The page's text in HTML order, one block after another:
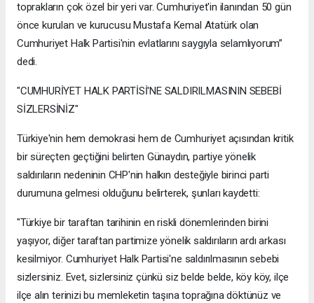
toprakların çok özel bir yeri var. Cumhuriyet'in ilanından 50 gün
önce kurulan ve kurucusu Mustafa Kemal Atatürk olan
Cumhuriyet Halk Partisi'nin evlatlarını saygıyla selamlıyorum”
dedi.
"CUMHURİYET HALK PARTİSİ'NE SALDIRILMASININ SEBEBİ
SİZLERSİNİZ"
Türkiye'nin hem demokrasi hem de Cumhuriyet açısından kritik
bir süreçten geçtiğini belirten Günaydın, partiye yönelik
saldırıların nedeninin CHP'nin halkın desteğiyle birinci parti
durumuna gelmesi olduğunu belirterek, şunları kaydetti:
"Türkiye bir taraftan tarihinin en riskli dönemlerinden birini
yaşıyor, diğer taraftan partimize yönelik saldırıların ardı arkası
kesilmiyor. Cumhuriyet Halk Partisi'ne saldırılmasının sebebi
sizlersiniz. Evet, sizlersiniz çünkü siz belde belde, köy köy, ilçe
ilçe alın terinizi bu memleketin taşına toprağına döktünüz ve